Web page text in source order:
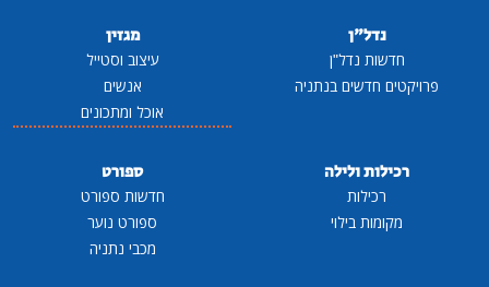
נדל"ן
חדשות נדל"ן
פרויקטים חדשים בנתניה
מגזין
עיצוב וסטייל
אנשים
אוכל ומתכונים
רכילות ולילה
רכילות
מקומות בילוי
ספורט
חדשות ספורט
ספורט נוער
מכבי נתניה